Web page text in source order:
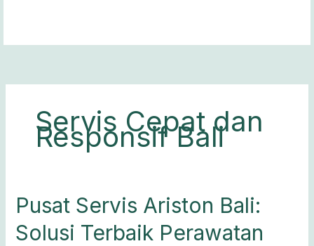
Servis Cepat dan
Responsif Bali
Pusat Servis Ariston Bali:
Solusi Terbaik Perawatan
Pusat
Servis
Ariston